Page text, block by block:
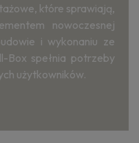
które sprawiają,
nowoczesnej
i wykonaniu ze
Box spełnia potrzeby
użytkowników.